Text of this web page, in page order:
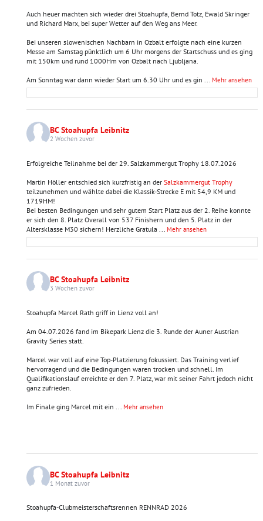
Auch heuer machten sich wieder drei Stoahupfa, Bernd Totz, Ewald Skringer
und Richard Marx, bei super Wetter auf den Weg ans Meer.
Bei unseren slowenischen Nachbarn in Ozbalt erfolgte nach eine kurzen
Messe am Samstag pünktlich um 6 Uhr morgens der Startschuss und es ging
mit 150km und rund 1000Hm von Ozbalt nach Ljubljana.
Am Sonntag war dann wieder Start um 6.30 Uhr und es gin Mehr ansehen
BC Stoahupfa Leibnitz
2 Wochen zuvor
Erfolgreiche Teilnahme bei der 29. Salzkammergut Trophy 18.07.2026
Martin Höller entschied sich kurzfristig an der Salzkammergut Trophy
teilzunehmen und wählte dabei die Klassik-Strecke E mit 54,9 KM und
1719HM!
Bei besten Bedingungen und sehr gutem Start Platz aus der 2. Reihe konnte
er sich den 8. Platz Overall von 537 Finishern und den 5. Platz in der
Altersklasse M30 sichern! Herzliche Gratula
Mehr ansehen
BC Stoahupfa Leibnitz
3 Wochen zuvor
Stoahupfa Marcel Rath griff in Lienz voll an!
Am 04.07.2026 fand im Bikepark Lienz die 3. Runde der Auner Austrian
Gravity Series statt.
Marcel war voll auf eine Top-Platzierung fokussiert. Das Training verlief
hervorragend und die Bedingungen waren trocken und schnell. Im
Qualifikationslauf erreichte er den 7. Platz, war mit seiner Fahrt jedoch nicht
ganz zufrieden.
Im Finale ging Marcel mit ein Mehr ansehen
BC Stoahupfa Leibnitz
1 Monat zuvor
Stoahupfa-Clubmeisterschaftsrennen RENNRAD 2026